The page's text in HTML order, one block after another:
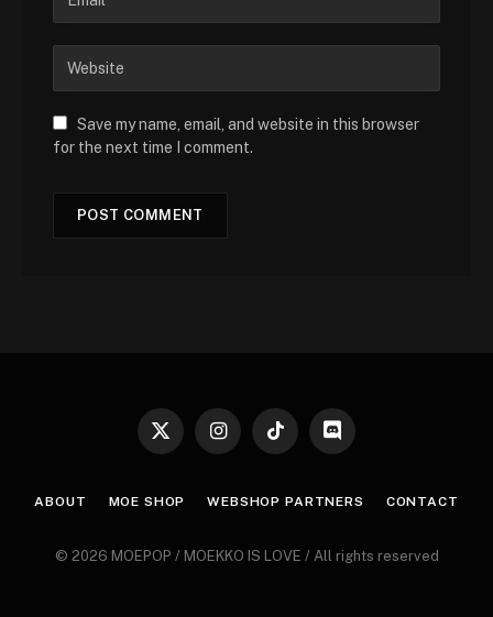
Save my name, email, and website in this browser
for the next time I comment.
X
InstagramTikTok Discord
ABOUT MOE SHOP WEBSHOP PARTNERS CONTACT
© 2026 MOEPOP / MOEKKO IS LOVE / All rights reserved